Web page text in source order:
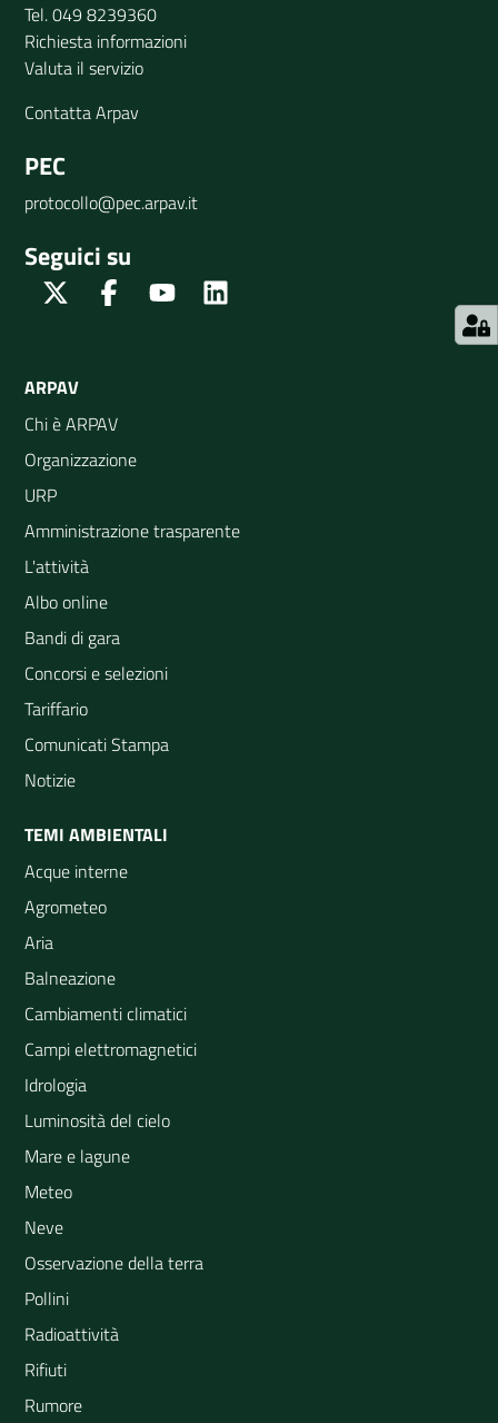
Tel. 049 8239360
Richiesta informazioni
Valuta il servizio
Contatta Arpav
PEC
protocollo@pec.arpav.it
Seguici su
Twitter FacebookYoutube
ARPAV
Chi è ARPAV
Organizzazione
URP
Amministrazione trasparente
L'attività
Albo online
Bandi di gara
Concorsi e selezioni
Tariffario
Comunicati Stampa
Notizie
TEMI AMBIENTALI
Acque interne
Agrometeo
Aria
Balneazione
Cambiamenti climatici
Campi elettromagnetici
Idrologia
Luminosità del cielo
Mare e lagune
Meteo
Neve
Osservazione della terra
Pollini
Radioattività
Rifiuti
Rumore